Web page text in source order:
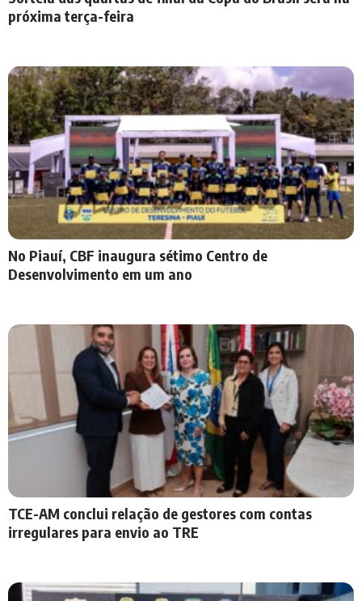
próxima terça-feira
No Piauí, CBF inaugura sétimo Centro de
Desenvolvimento em um ano
TCE-AM conclui relação de gestores com contas
irregulares para envio ao TRE